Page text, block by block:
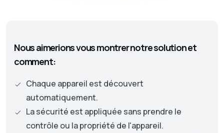
Nous aimerions vous montrer notre solution et
comment:
Chaque appareil est découvert
automatiquement.
La sécurité est appliquée sans prendre le
contrôle ou la propriété de l'appareil.